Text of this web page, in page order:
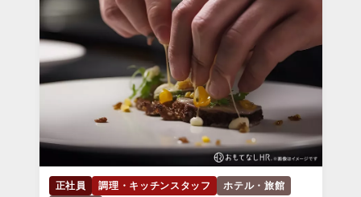
正社員 調理・キッチンスタッフ
ホテル・旅館